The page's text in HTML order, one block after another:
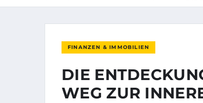
FINANZEN & IMMOBILIEN
DIE
WEG ZUR